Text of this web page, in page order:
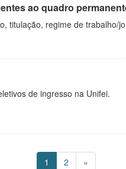
ao quadro
titulação, regime de trabalho/
de ingresso na Unifei.
1 2 »